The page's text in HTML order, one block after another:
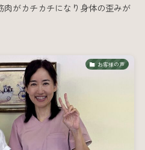
がカチカチになり身体の歪みが
お客様の声